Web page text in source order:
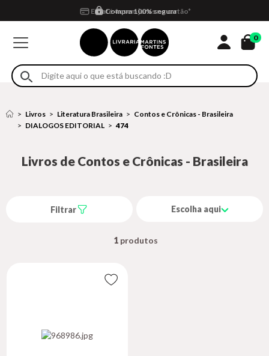
Formas de entrega
Compra 100% segura
Em até 4x sem juros no cartão*
Retire na loja
Eventos
0
Livros Literatura Brasileira
Contos e Crônicas - Brasileira
DIALOGOS EDITORIAL
474
Livros de Contos e Crônicas - Brasileira
Filtrar Escolha aqui
1